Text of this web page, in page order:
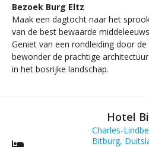
Bezoek Burg Eltz
Maak een dagtocht naar het
van de best bewaarde
Geniet van een rondleiding door
bewonder de prachtige
in het bosrijke landschap.
Hotel
Charles-
Bitburg,